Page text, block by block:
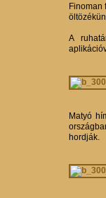
Finoman
A
Matyó
hordják.